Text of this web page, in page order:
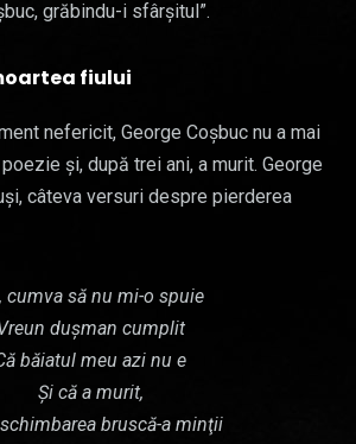
grăbindu-i sfârşitul”.
fiului
nefericit, George Coşbuc nu a mai
şi, după trei ani, a murit. George
câteva versuri despre pierderea
cumva să nu mi-o spuie
duşman cumplit
băiatul meu azi nu e
Şi că a murit,
bruscă-a minţii